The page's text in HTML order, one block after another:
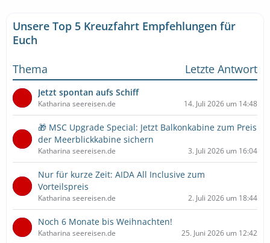
Unsere Top 5 Kreuzfahrt Empfehlungen für
Euch
Thema
Letzte Antwort
Jetzt spontan aufs Schiff
Katharina seereisen.de 14. Juli 2026 um 14:48
🎁 MSC Upgrade Special: Jetzt Balkonkabine zum Preis
der Meerblickkabine sichern
Katharina seereisen.de 3. Juli 2026 um 16:04
Nur für kurze Zeit: AIDA All Inclusive zum
Vorteilspreis
Katharina seereisen.de 2. Juli 2026 um 18:44
Noch 6 Monate bis Weihnachten!
Katharina seereisen.de 25. Juni 2026 um 12:42